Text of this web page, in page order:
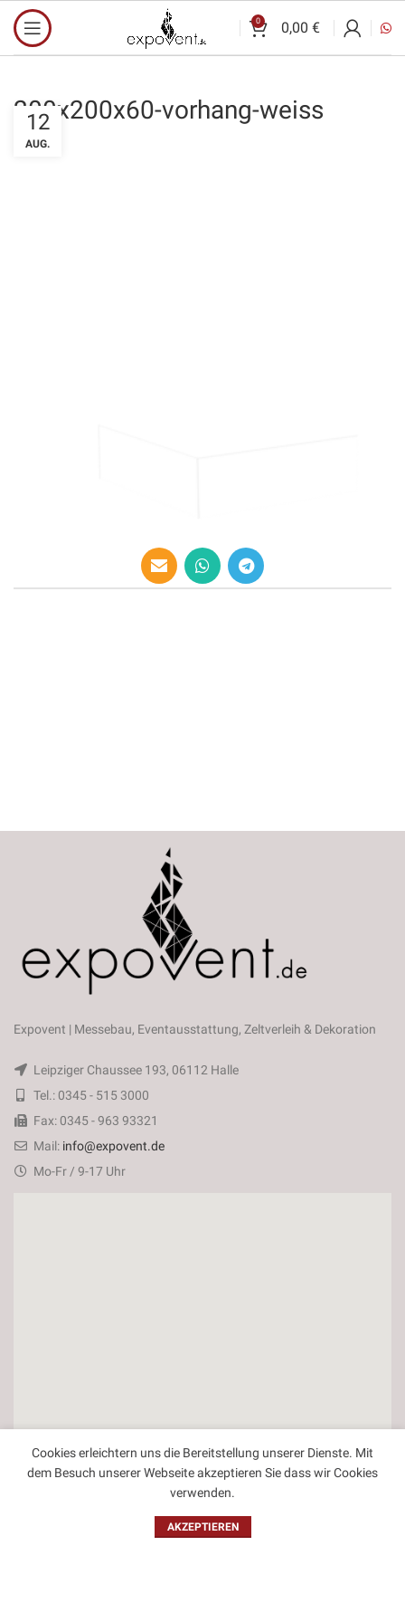
0 0,00 €
200x200x60-vorhang-weiss
12
AUG.
Expovent | Messebau, Eventausstattung, Zeltverleih & Dekoration
Leipziger Chaussee 193, 06112 Halle
Tel.: 0345 - 515 3000
Fax: 0345 - 963 93321
Mail: info@expovent.de
Mo-Fr / 9-17 Uhr
Cookies erleichtern uns die Bereitstellung unserer Dienste. Mit
dem Besuch unserer Webseite akzeptieren Sie dass wir Cookies
verwenden.
AKZEPTIEREN